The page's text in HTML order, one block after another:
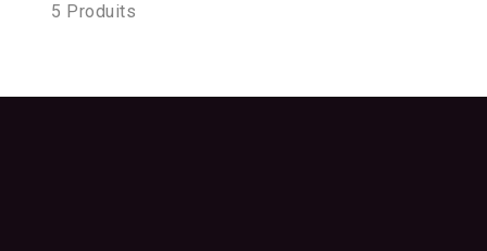
5 Produits